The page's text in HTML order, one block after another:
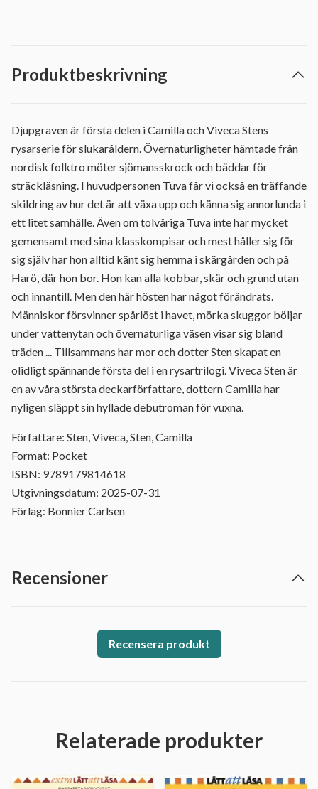
Produktbeskrivning
Djupgraven är första delen i Camilla och Viveca Stens
rysarserie för slukaråldern. Övernaturligheter hämtade från
nordisk folktro möter sjömansskrock och bäddar för
sträckläsning. I huvudpersonen Tuva får vi också en träffande
skildring av hur det är att växa upp och känna sig annorlunda i
ett litet samhälle. Även om tolvåriga Tuva inte har mycket
gemensamt med sina klasskompisar och mest håller sig för
sig själv har hon alltid känt sig hemma i skärgården och på
Harö, där hon bor. Hon kan alla kobbar, skär och grund utan
och innantill. Men den här hösten har något förändrats.
Människor försvinner spårlöst i havet, mörka skuggor böljar
under vattenytan och övernaturliga väsen visar sig bland
träden ... Tillsammans har mor och dotter Sten skapat en
olidligt spännande första del i en rysartrilogi. Viveca Sten är
en av våra största deckarförfattare, dottern Camilla har
nyligen släppt sin hyllade debutroman för vuxna.
Författare: Sten, Viveca, Sten, Camilla
Format: Pocket
ISBN: 9789179814618
Utgivningsdatum: 2025-07-31
Förlag: Bonnier Carlsen
Recensioner
Recensera produkt
Relaterade produkter